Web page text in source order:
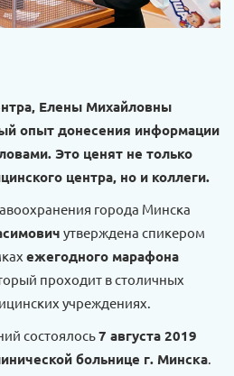
Елены Михайловны
опыт донесения информации
Это ценят не только
центра, но и коллеги.
города Минска
утверждена спикером
ежегодного марафона
проходит в столичных
учреждениях.
состоялось7 августа 2019
больнице г. Минска.